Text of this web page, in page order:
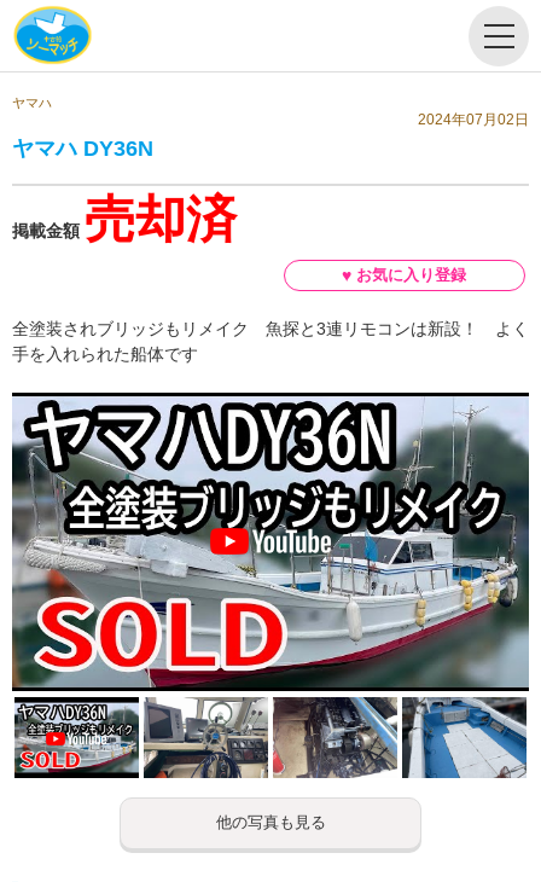
ヤマハ
2024年07月02日
ヤマハ DY36N
掲載金額 売却済
全塗装されブリッジもリメイク 魚探と3連リモコンは新設！ よく
手を入れられた船体です
他の写真も見る